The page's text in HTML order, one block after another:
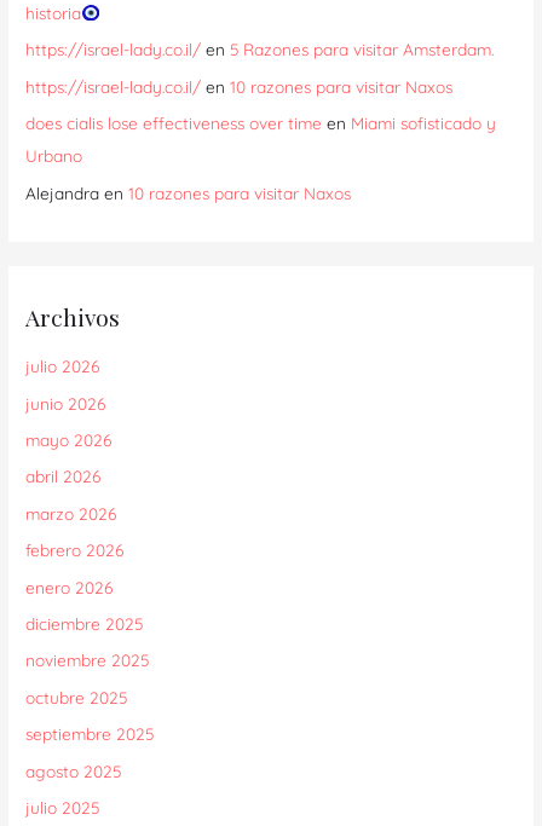
historia
https://israel-lady.co.il/ en 5 Razones para visitar Amsterdam.
https://israel-lady.co.il/ en10 razones para visitar Naxos
does cialis lose effectiveness over time en Miami sofisticado y
Urbano
Alejandra en10 razones para visitar Naxos
Archivos
julio 2026
junio 2026
mayo 2026
abril 2026
marzo 2026
febrero 2026
enero 2026
diciembre 2025
noviembre 2025
octubre 2025
septiembre 2025
agosto 2025
julio 2025